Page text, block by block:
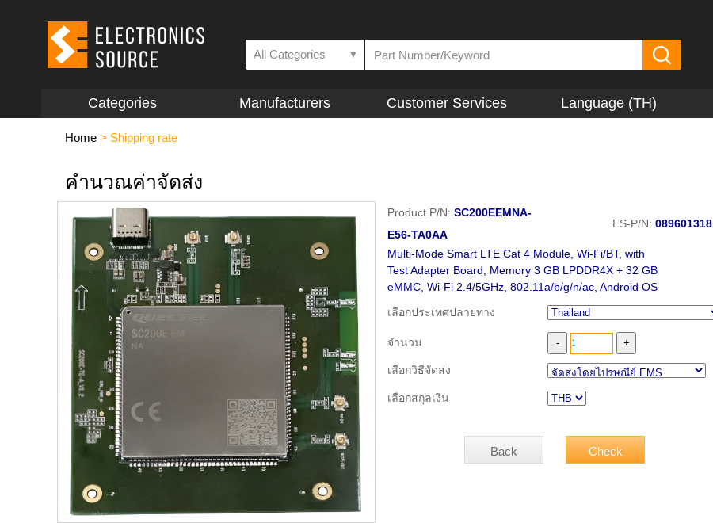
All Categories ▼
Categories Manufacturers Customer Services Language (TH)
Home > Shipping rate
คำนวณค่าจัดส่ง
Product P/N: SC200EEMNA-
E56-TA0AA
ES-P/N: 089601318
Multi-Mode Smart LTE Cat 4 Module, Wi-Fi/BT, with
Test Adapter Board, Memory 3 GB LPDDR4X + 32 GB
eMMC, Wi-Fi 2.4/5GHz, 802.11a/b/g/n/ac, Android OS
เลือกประเทศปลายทาง
จำนวน
เลือกวิธีจัดส่ง
เลือกสกุลเงิน